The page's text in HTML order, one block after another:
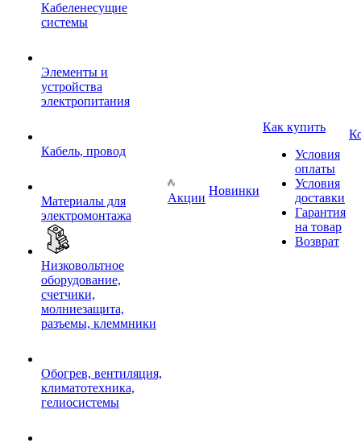
Кабеленесущие
системы
Элементы и
устройства
электропитания
Кабель, провод
Материалы для
электромонтажа
Низковольтное
оборудование,
счетчики,
молниезащита,
разъемы, клеммники
Обогрев, вентиляция,
климатотехника,
гелиосистемы
Акции
Новинки
Как купить
Условия
оплаты
Условия
доставки
Гарантия
на товар
Возврат